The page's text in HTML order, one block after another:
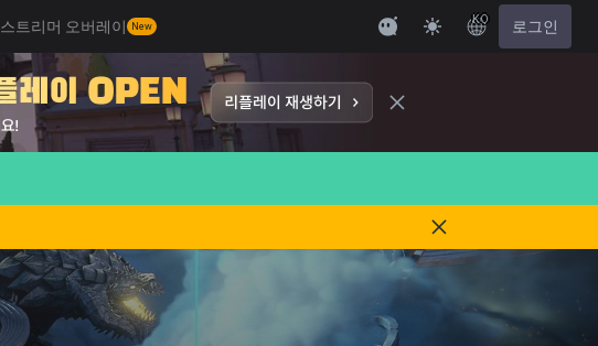
스트리머 오버레이 New
KO 로그인